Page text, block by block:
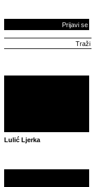
Prijavi se
Lulić Ljerka